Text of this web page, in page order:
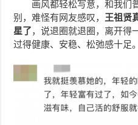
画风都轻松写意，和我们
别，难怪有网友感叹， 王祖贤
星了，说退圈就退圈，离开得
过得健康、安稳、松弛感十足。